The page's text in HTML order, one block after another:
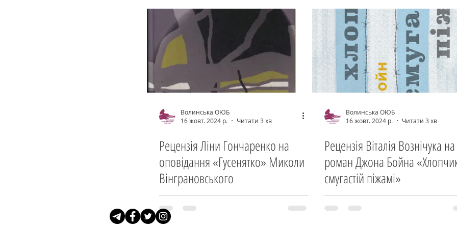
Волинська ОЮБ
16 жовт. 2024 р.
Читати 3 хв
Рецензія Ліни Гончаренко на
оповідання «Гусенятко» Миколи
Вінграновського
Волинська ОЮБ
16 жовт. 2024 р.
Читати 3 хв
Рецензія Віталія Вознічука на
роман Джона Бойна
смугастій піжамі»